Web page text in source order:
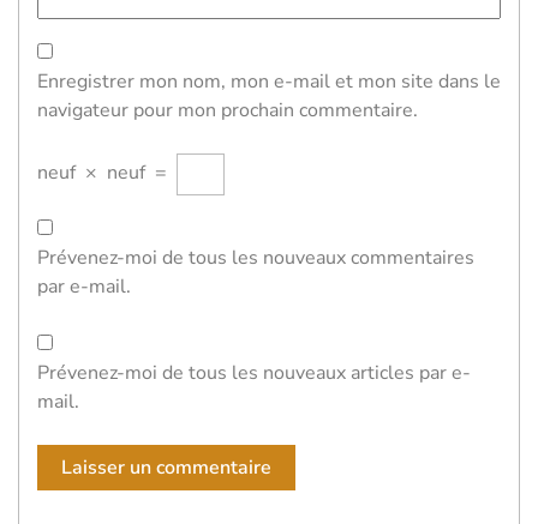
Enregistrer mon nom, mon e-mail et mon site dans le
navigateur pour mon prochain commentaire.
neuf × neuf =
Prévenez-moi de tous les nouveaux commentaires
par e-mail.
Prévenez-moi de tous les nouveaux articles par e-
mail.